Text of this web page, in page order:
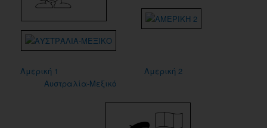
Αμερική 1
Αμερική 2
Αυστραλία-Μεξικό